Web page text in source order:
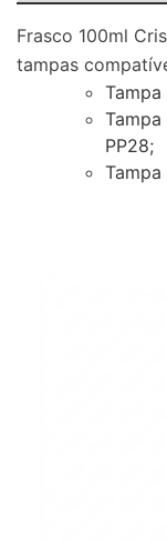
Frasco 100ml
tampas
PP28;